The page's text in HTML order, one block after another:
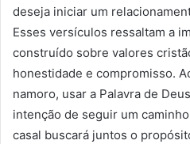
deseja iniciar um
Esses versículos ressaltam a
construído sobre valores
honestidade e compromisso.
namoro, usar a Palavra de
intenção de seguir um
casal buscará juntos o